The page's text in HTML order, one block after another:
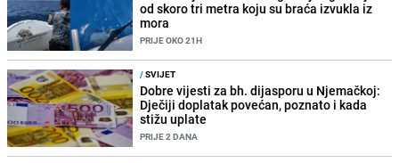
od skoro tri metra koju su braća izvukla iz
mora
PRIJE OKO 21H
/SVIJET
Dobre vijesti za bh. dijasporu u Njemačkoj:
Dječiji doplatak povećan, poznato i kada
stižu uplate
PRIJE 2 DANA